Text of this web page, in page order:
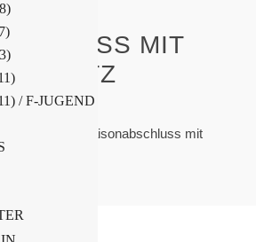
–
MIT
2. PLATZ
F-Junioren – Saisonabschluss mit
/ F-JUGEND